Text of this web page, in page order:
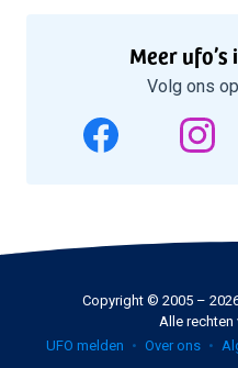
Meer
Volg ons
Copyright © 2005 –
Alle
UFO melden
Over ons